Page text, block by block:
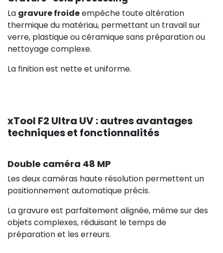
La gravure froideempêche toute altération
thermique du matériau, permettant un travail sur
verre, plastique ou céramique sans préparation ou
nettoyage complexe.
La finition est nette et uniforme.
xTool F2 Ultra UV : autres avantages
techniques et fonctionnalités
Double caméra 48 MP
Les deux caméras haute résolution permettent un
positionnement automatique précis.
La gravure est parfaitement alignée, même sur des
objets complexes, réduisant le temps de
préparation et les erreurs.